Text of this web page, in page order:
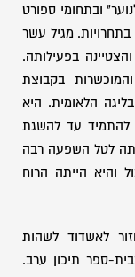
ובתחומי ספורט
מגיל עשר
בפעילותה.
בקבוצת
הלאומית. היא
להתמיד עד להשגת
לטל השפעה רבה
והיא הייתה הרוח
לאשדוד לשהות
ספר תיכון ערב.